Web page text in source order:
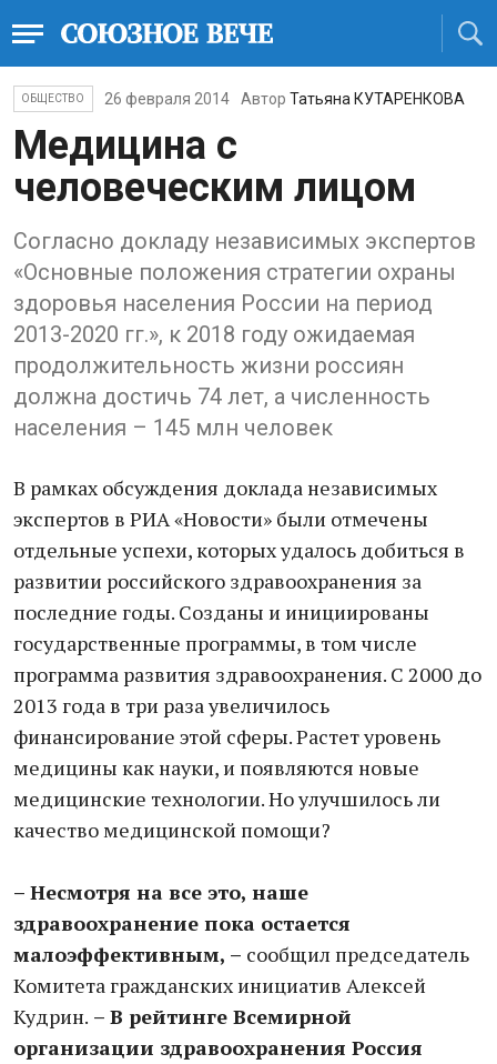
ОБЩЕСТВО 26 февраля 2014 Автор Татьяна КУТАРЕНКОВА
Медицина с
человеческим лицом
Согласно докладу независимых экспертов
«Основные положения стратегии охраны
здоровья населения России на период
2013-2020 гг.», к 2018 году ожидаемая
продолжительность жизни россиян
должна достичь 74 лет, а численность
населения – 145 млн человек
В рамках обсуждения доклада независимых
экспертов в РИА «Новости» были отмечены
отдельные успехи, которых удалось добиться в
развитии российского здравоохранения за
последние годы. Созданы и инициированы
государственные программы, в том числе
программа развития здравоохранения. С 2000 до
2013 года в три раза увеличилось
финансирование этой сферы. Растет уровень
медицины как науки, и появляются новые
медицинские технологии. Но улучшилось ли
качество медицинской помощи?
– Несмотря на все это, наше
здравоохранение пока остается
малоэффективным, – сообщил председатель
Комитета гражданских инициатив Алексей
Кудрин. – В рейтинге Всемирной
организации здравоохранения Россия